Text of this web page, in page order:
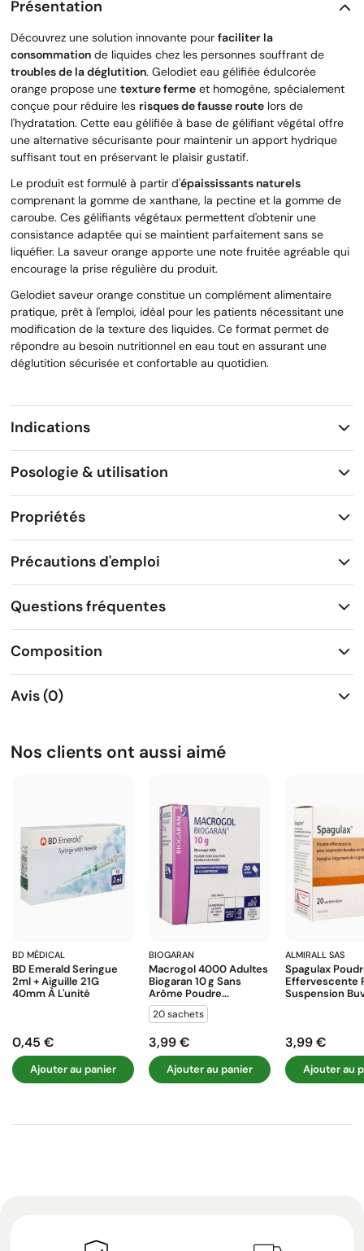
Présentation
Découvrez une solution innovante pour faciliter la
consommation de liquides chez les personnes souffrant de
troubles de la déglutition. Gelodiet eau gélifiée édulcorée
orange propose une texture ferme et homogène, spécialement
conçue pour réduire les risques de fausse route lors de
l'hydratation. Cette eau gélifiée à base de gélifiant végétal offre
une alternative sécurisante pour maintenir un apport hydrique
suffisant tout en préservant le plaisir gustatif.
Le produit est formulé à partir d'épaississants naturels
comprenant la gomme de xanthane, la pectine et la gomme de
caroube. Ces gélifiants végétaux permettent d'obtenir une
consistance adaptée qui se maintient parfaitement sans se
liquéfier. La saveur orange apporte une note fruitée agréable qui
encourage la prise régulière du produit.
Gelodiet saveur orange constitue un complément alimentaire
pratique, prêt à l'emploi, idéal pour les patients nécessitant une
modification de la texture des liquides. Ce format permet de
répondre au besoin nutritionnel en eau tout en assurant une
déglutition sécurisée et confortable au quotidien.
Indications
Posologie & utilisation
Propriétés
Précautions d'emploi
Questions fréquentes
Composition
Avis (0)
Nos clients ont aussi aimé
BD MÉDICAL
BD Emerald Seringue
2ml + Aiguille 21G
40mm À L'unité
Prix
0,45 €
Ajouter au panier
BIOGARAN
Macrogol 4000 Adultes
Biogaran 10 G Sans
Arôme Poudre...
20 sachets
Prix
3,99 €
Ajouter au panier
ALMIRALL SAS
Spagulax
Effervescente
Suspension
Prix
3,99 €
Ajouter au